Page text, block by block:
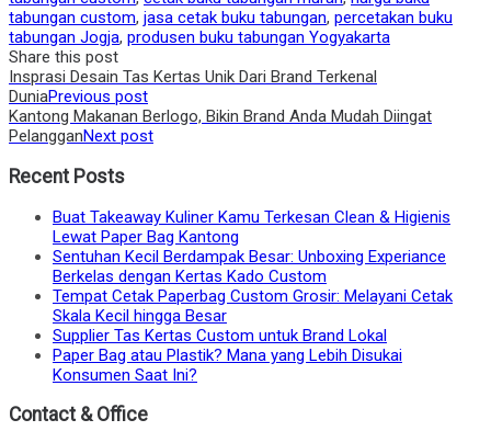
tabungan custom, jasa cetak buku tabungan, percetakan buku
tabungan Jogja, produsen buku tabungan Yogyakarta
Share this post
Post
navigation
Insprasi Desain Tas Kertas Unik Dari Brand Terkenal
DuniaPrevious post
Kantong Makanan Berlogo, Bikin Brand Anda Mudah Diingat
PelangganNext post
Recent Posts
Buat Takeaway Kuliner Kamu Terkesan Clean & Higienis
Lewat Paper Bag Kantong
Sentuhan Kecil Berdampak Besar: Unboxing Experiance
Berkelas dengan Kertas Kado Custom
Tempat Cetak Paperbag Custom Grosir: Melayani Cetak
Skala Kecil hingga Besar
Supplier Tas Kertas Custom untuk Brand Lokal
Paper Bag atau Plastik? Mana yang Lebih Disukai
Konsumen Saat Ini?
Contact & Office